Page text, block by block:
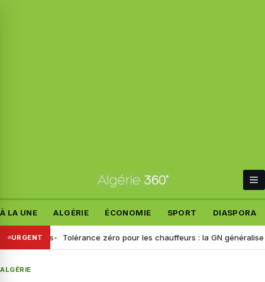
À LA UNE ALGÉRIE ÉCONOMIE SPORT DIASPORA
URGENT
faits Tolérance zéro pour les chauffeurs : la GN généralise le
ALGÉRIE